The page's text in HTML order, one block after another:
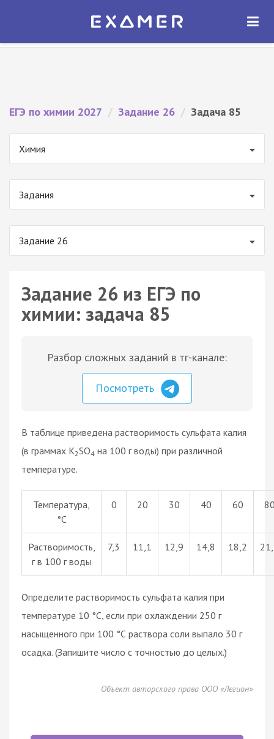
Экзамер — ЕГЭ 2027
ОТКРЫТЬ
ЕГЭ по химии 2027 / Задание 26 / Задача 85
Химия
Задания
Задание 26
Задание 26 из ЕГЭ по
химии: задача 85
Разбор сложных заданий в тг-канале:
Посмотреть
В таблице приведена растворимость сульфата калия
(в граммах К2SO4 на 100 г воды) при различной
температуре.
Температура,
°С
0 20 30 40 60
Растворимость,
г в 100 г воды
7,3 11,1 12,9 14,8 18,2
Определите растворимость сульфата калия при
температуре 10 °С, если при охлаждении 250 г
насыщенного при 100 °С раствора соли выпало 30 г
осадка. (Запишите число с точностью до целых.)
Объект авторского права ООО «Легион»